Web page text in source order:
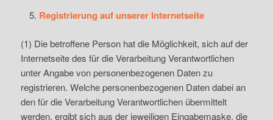
Registrierung auf unserer Internetseite
(1) Die betroffene Person hat die Möglichkeit, sich auf der
Internetseite des für die Verarbeitung Verantwortlichen
unter Angabe von personenbezogenen Daten zu
registrieren. Welche personenbezogenen Daten dabei an
den für die Verarbeitung Verantwortlichen übermittelt
werden, ergibt sich aus der jeweiligen Eingabemaske, die